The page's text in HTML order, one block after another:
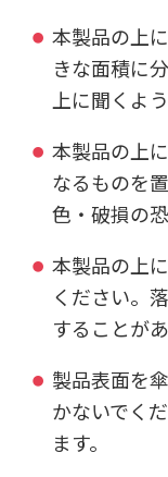
本製品の上
きな面積に
上に聞くよ
本製品の上
なるものを
色・破損の
本製品の上
ください。
することがあ
製品表面を
かないでく
ます。